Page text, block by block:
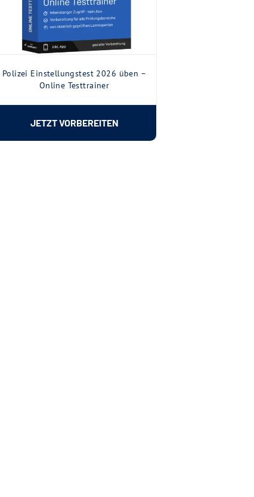
Polizei Einstellungstest 2026 üben –
Online Testtrainer
JETZT VORBEREITEN